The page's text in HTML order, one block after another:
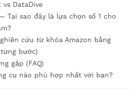
DataDive
Tại sao đây là lựa chọn số 1 cho
cứu từ khóa Amazon bằng
bước)
gặp (FAQ)
cụ nào phù hợp nhất với bạn?